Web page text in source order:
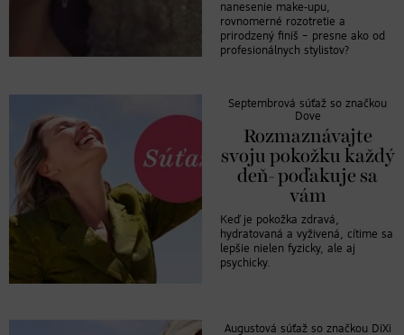
nanesenie make-upu,
rovnomerné rozotretie a
prirodzený finiš – presne ako od
profesionálnych stylistov?
Septembrová súťaž so značkou
Dove
Rozmaznávajte
svoju pokožku každý
deň- poďakuje sa
vám
Keď je pokožka zdravá,
hydratovaná a vyživená, cítime sa
lepšie nielen fyzicky, ale aj
psychicky.
Augustová súťaž so značkou DiXi